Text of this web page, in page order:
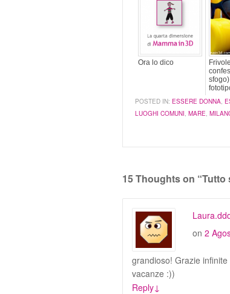
Ora lo dico
POSTED IN: ESSERE DONNA
LUOGHI COMUNI MARE
15 Thoughts on “Tutto
on 2
grandioso! Grazie
vacanze :))
Reply↓